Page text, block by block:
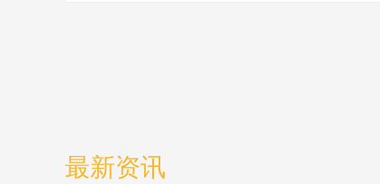
最新资讯